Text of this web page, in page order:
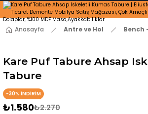
250₺ ve Üzeri Alışverişlerinizde
5'er cm Aralıklarla 35 cm'den 100 cm'e kadar
% 100 Mdf Tekerlekli Masa ile Uzun Ömürlü ve
Kaliteli hizmet, güvenli alışveriş ve satış
Anasayfa Antre ve Hol Bench
Kare Puf Tabure Ahsap
Tabure
-30% İNDİRİM
₺1.580₺2.270